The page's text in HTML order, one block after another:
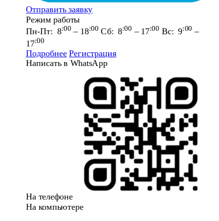
Отправить заявку
Режим работы
Пн-Пт: 8:00 – 18:00 Сб: 8:00 – 17:00 Вс: 9:00 –
17:00
Подробнее Регистрация
Написать в WhatsApp
На телефоне
На компьютере